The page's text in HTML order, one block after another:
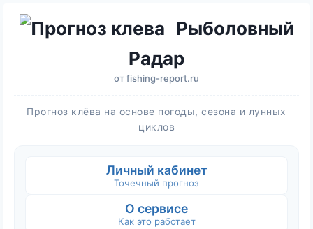
Рыболовный
Радар
отfishing-report.ru
Прогноз клёва на основе погоды, сезона и лунных
циклов
Личный кабинет
Точечный прогноз
О сервисе
Как это работает